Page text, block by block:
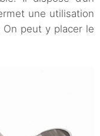
une utilisation
peut y placer le